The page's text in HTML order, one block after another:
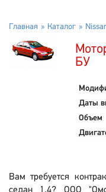
Главная Каталог
БУ
Даты
Объем
Вам требуется